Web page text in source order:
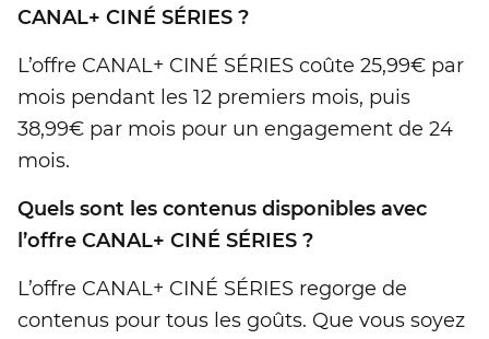
CANAL+ CINÉ SÉRIES ?
L’offre CANAL+ CINÉ SÉRIES coûte 25,99€ par
mois pendant les 12 premiers mois, puis
38,99€ par mois pour un engagement de 24
mois.
Quels sont les contenus disponibles avec
l’offre CANAL+ CINÉ SÉRIES ?
L’offre CANAL+ CINÉ SÉRIES regorge de
contenus pour tous les goûts. Que vous soyez